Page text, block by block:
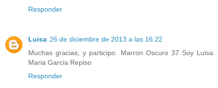
Responder
Luisa 26 de diciembre de 2013 a las 16:22
Muchas gracias, y participo. Marron Oscuro 37 Soy Luisa
Maria Garcia Repiso
Responder